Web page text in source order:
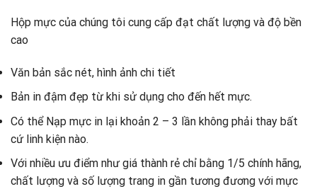
Hộp mực của chúng tôi cung cấp đạt chất lượng và độ bền
cao
Văn bản sắc nét, hình ảnh chi tiết
Bản in đậm đẹp từ khi sử dụng cho đến hết mực.
Có thể Nạp mực in lại khoản 2 – 3 lần không phải thay bất
cứ linh kiện nào.
Với nhiều ưu điểm như giá thành rẻ chỉ bằng 1/5 chính hãng,
chất lượng và số lượng trang in gần tương đương với mực